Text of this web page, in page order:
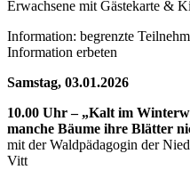
Erwachsene mit Gästekarte &
Information: begrenzte
Information erbeten
Samstag, 03.01.2026
10.00 Uhr – „Kalt im
manche Bäume ihre Blätter
mit der Waldpädagogin der
Vitt